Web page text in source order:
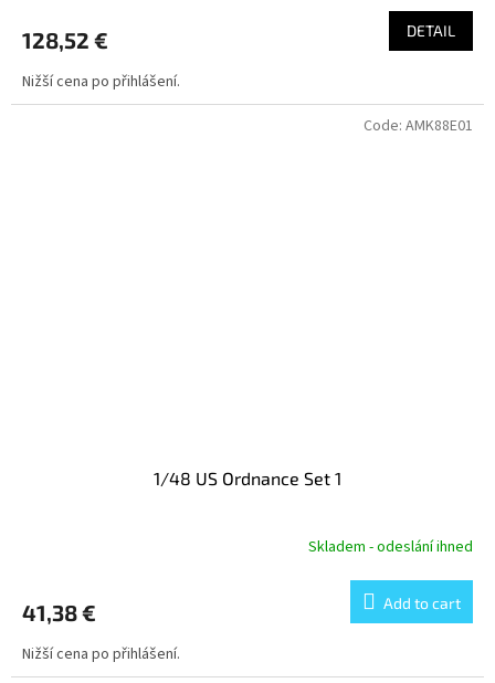
128,52 € DETAIL
Nižší cena po přihlášení.
1/48 US Ordnance Set 1
Skladem - odeslání ihned
41,38 € Add to cart
Nižší cena po přihlášení.
Code: AMK88E01